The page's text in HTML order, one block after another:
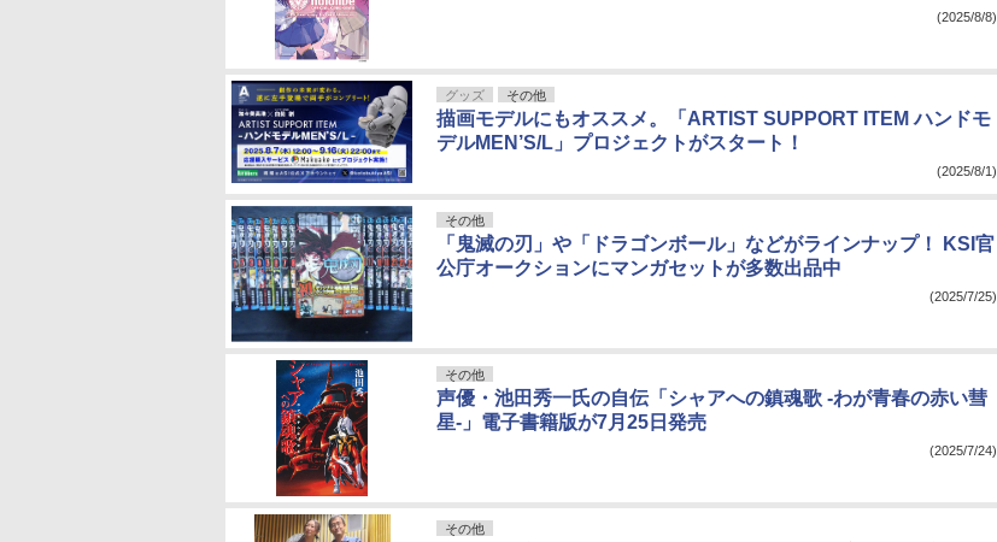
(2025/8/8)
グッズ その他
描画モデルにもオススメ。「ARTIST SUPPORT ITEM ハンドモ
デルMEN’S/L」プロジェクトがスタート！
(2025/8/1)
その他
「鬼滅の刃」や「ドラゴンボール」などがラインナップ！ KSI官
公庁オークションにマンガセットが多数出品中
(2025/7/25)
その他
声優・池田秀一氏の自伝「シャアへの鎮魂歌 -わが青春の赤い彗
星-」電子書籍版が7月25日発売
(2025/7/24)
その他